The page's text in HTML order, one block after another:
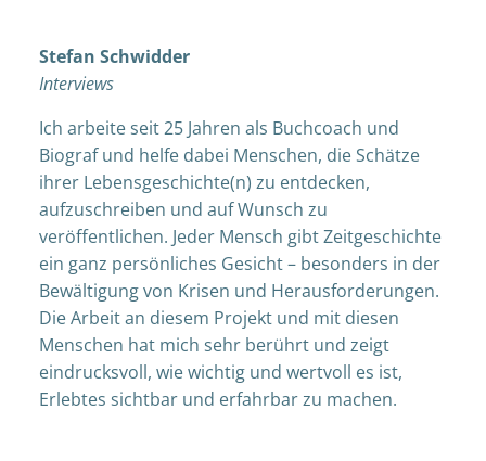
Stefan Schwidder
Interviews
Ich arbeite seit 25 Jahren als Buchcoach und
Biograf und helfe dabei Menschen, die Schätze
ihrer Lebensgeschichte(n) zu entdecken,
aufzuschreiben und auf Wunsch zu
veröffentlichen. Jeder Mensch gibt Zeitgeschichte
ein ganz persönliches Gesicht – besonders in der
Bewältigung von Krisen und Herausforderungen.
Die Arbeit an diesem Projekt und mit diesen
Menschen hat mich sehr berührt und zeigt
eindrucksvoll, wie wichtig und wertvoll es ist,
Erlebtes sichtbar und erfahrbar zu machen.